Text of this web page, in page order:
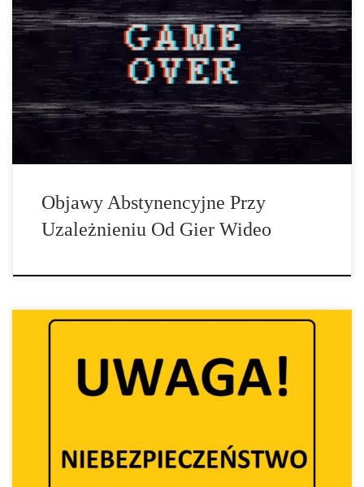
Jak Długo Uzależnieni od Gier Wideo Mogą Nie Grać? Jakie są
objawy abstynencyjne? Badania przeprowadzone na Tajwanie
zajęły się tymi zagadnieniami. Trzy dni bez gier wideo. Dla
niektórych osób może to być nie lada wyzwaniem. Zespół
badawczy z Tajwanu zbadał, kiedy wystąpią objawy
abstynencyjne, gdy osoby grające będą zmuszone do […]
Objawy Abstynencyjne Przy
Uzależnieniu Od Gier Wideo
Narkotyki z Czarnego Rynku Institut für Therapieforschung
(Instytut Badań nad Terapiami) w Monachium ostrzega przed
wysoko skoncentrowanymi syntetycznymi opioidami, jakie są
trzech zgonów. W jednym przypadku była to jasnoniebieska
okrągła tabletka. Na jednej […]